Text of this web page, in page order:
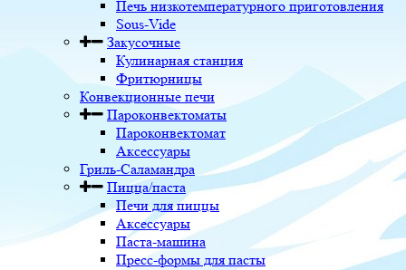
Печь низкотемпературного приготовления
Sous-Vide
Закусочные
Кулинарная станция
Фритюрницы
Конвекционные печи
Пароконвектоматы
Пароконвектомат
Аксессуары
Гриль-Саламандра
Пицца/паста
Печи для пиццы
Аксессуары
Паста-машина
Пресс-формы для пасты